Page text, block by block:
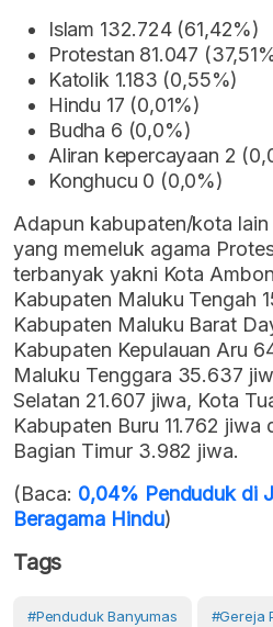
Islam 132.724 (61,42%)
Protestan 81.047
Katolik 1.183 (0,55%)
Hindu 17 (0,01%)
Budha 6 (0,0%)
Aliran kepercayaan 2
Konghucu 0 (0,0%)
Adapun kabupaten/kota
yang memeluk agama
terbanyak yakni Kota
Kabupaten Maluku Tengah
Kabupaten Maluku Barat
Kabupaten Kepulauan Aru
Maluku Tenggara 35.637
Selatan 21.607 jiwa, Kota
Kabupaten Buru 11.762 jiwa
Bagian Timur 3.982 jiwa.
(Baca: 0,04% Penduduk di
Beragama Hindu)
Tags
#penduduk Banyumas #gereja